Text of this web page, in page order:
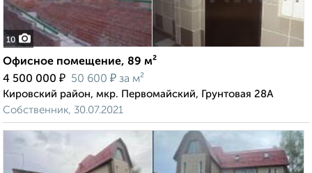
10
Офисное помещение, 89 м²
4 500 000 ₽ 50 600 ₽ за м²
Кировский район, мкр. Первомайский, Грунтовая 28А
Собственник, 30.07.2021